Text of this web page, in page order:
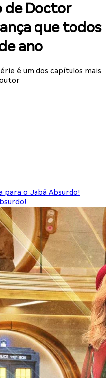
de Doctor
que todos
ano
é um dos capítulos mais
para o Jabá Absurdo!